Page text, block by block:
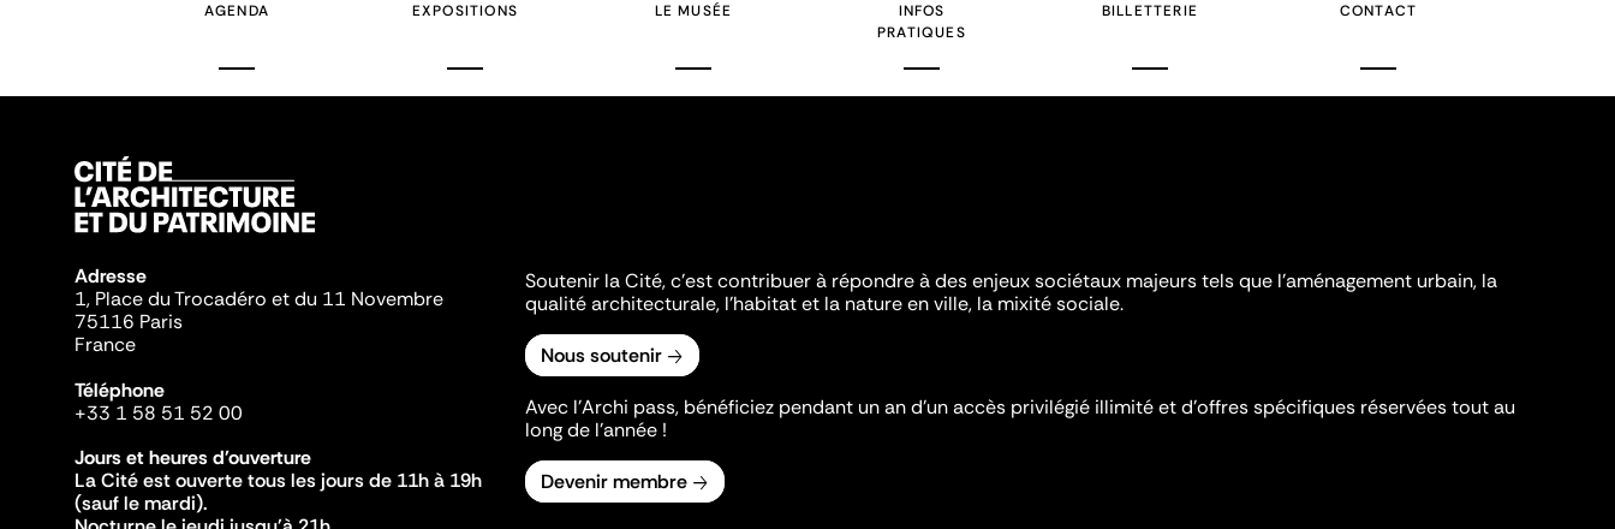
AGENDA EXPOSITIONS LE MUSÉE
INFOS
PRATIQUES
BILLETTERIE CONTACT
Adresse
1, Place du Trocadéro et du 11 Novembre
75116 Paris
France
Téléphone
+33 1 58 51 52 00
Jours et heures d'ouverture
La Cité est ouverte tous les jours de 11h à 19h
(sauf le mardi).
Soutenir la Cité, c'est contribuer à répondre à des enjeux sociétaux majeurs tels que l'aménagement urbain, la
qualité architecturale, l'habitat et la nature en ville, la mixité sociale.
Nous soutenir
Avec l’Archi pass, bénéficiez pendant un an d’un accès privilégié illimité et d’offres spécifiques réservées tout au
long de l’année !
Devenir membre